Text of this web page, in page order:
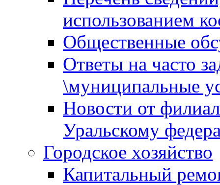
использованием
Общественные
Ответы на часто
\муниципальные
Новости от
Уральскому
Городское хозяйство
Капитальный